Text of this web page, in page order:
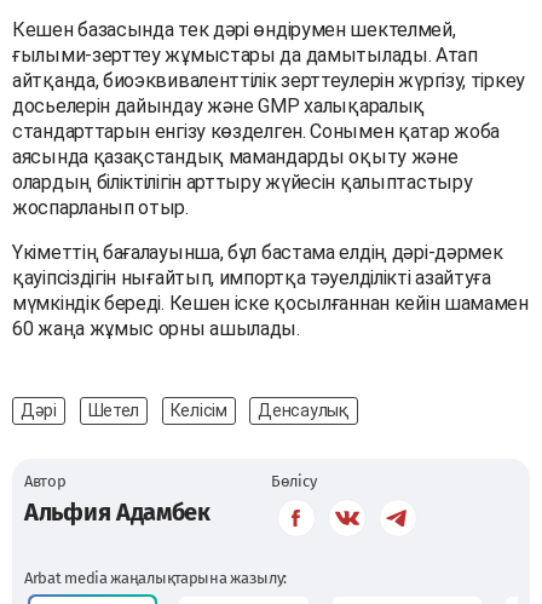
Кешен базасында тек дәрі өндірумен шектелмей,
ғылыми-зерттеу жұмыстары да дамытылады. Атап
айтқанда, биоэквиваленттілік зерттеулерін жүргізу, тіркеу
досьелерін дайындау және GMP халықаралық
стандарттарын енгізу көзделген. Сонымен қатар жоба
аясында қазақстандық мамандарды оқыту және
олардың біліктілігін арттыру жүйесін қалыптастыру
жоспарланып отыр.
Үкіметтің бағалауынша, бұл бастама елдің дәрі-дәрмек
қауіпсіздігін нығайтып, импортқа тәуелділікті азайтуға
мүмкіндік береді. Кешен іске қосылғаннан кейін шамамен
60 жаңа жұмыс орны ашылады.
Дәрі Шетел Келісім Денсаулық
Автор
Альфия Адамбек
Бөлісу
Arbat media жаңалықтарына жазылу: